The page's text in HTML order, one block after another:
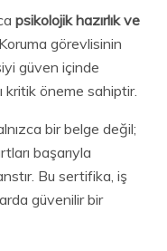
psikolojik hazırlık ve
görevlisinin
güven içinde
kritik öneme sahiptir.
bir belge değil;
başarıyla
Bu sertifika, iş
güvenilir bir